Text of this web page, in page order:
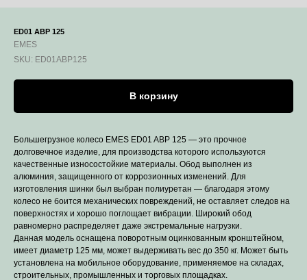
ED01 ABP 125
EMES
SKU: ED01ABP125
В корзину
Большегрузное колесо EMES ED01 ABP 125 — это прочное
долговечное изделие, для производства которого используются
качественные износостойкие материалы. Обод выполнен из
алюминия, защищенного от коррозионных изменений. Для
изготовления шинки был выбран полиуретан — благодаря этому
колесо не боится механических повреждений, не оставляет следов на
поверхностях и хорошо поглощает вибрации. Широкий обод
равномерно распределяет даже экстремальные нагрузки.
Данная модель оснащена поворотным оцинкованным кронштейном,
имеет диаметр 125 мм, может выдерживать вес до 350 кг. Может быть
установлена на мобильное оборудование, применяемое на складах,
строительных, промышленных и торговых площадках.